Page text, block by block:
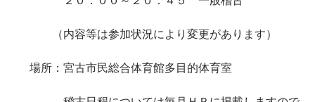
（内容等は参加状況により変更があります）
場所：宮古市民総合体育館多目的体育室